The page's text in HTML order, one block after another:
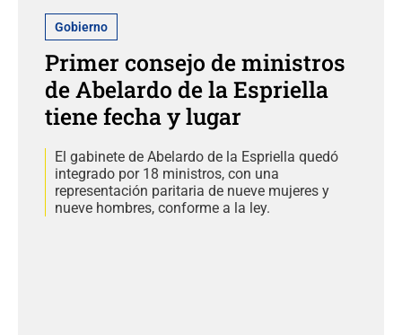
Gobierno
Primer consejo de ministros
de Abelardo de la Espriella
tiene fecha y lugar
El gabinete de Abelardo de la Espriella quedó
integrado por 18 ministros, con una
representación paritaria de nueve mujeres y
nueve hombres, conforme a la ley.